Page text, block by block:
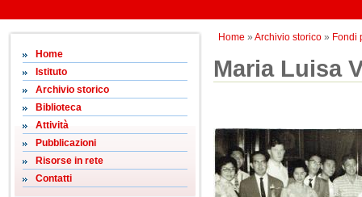
Home » Archivio storico» Fondi
Home
Istituto
Archivio storico
Biblioteca
Attività
Pubblicazioni
Risorse in rete
Contatti
Maria Luisa